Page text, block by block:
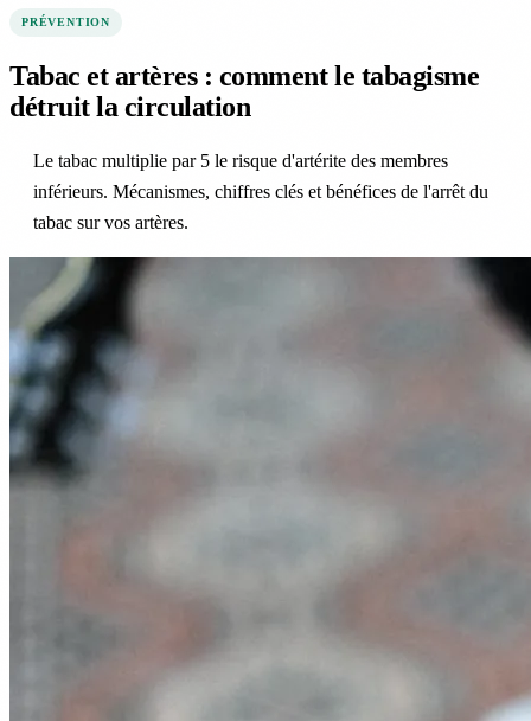
PRÉVENTION
Tabac et artères : comment le tabagisme
détruit la circulation
Le tabac multiplie par 5 le risque d'artérite des membres
inférieurs. Mécanismes, chiffres clés et bénéfices de l'arrêt du
tabac sur vos artères.